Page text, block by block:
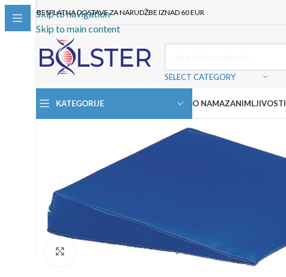
Skip to navigation
Skip to main content
BESPLATNA DOSTAVE ZA NARUDŽBE IZNAD 60 EUR
SELECT CATEGORY
KATEGORIJE O NAMAZANIMLJIVOSTI
Click to enlarge